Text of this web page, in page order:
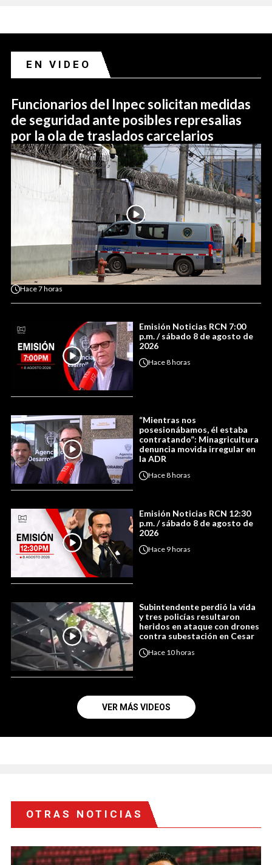
EN VIDEO
Funcionarios del Inpec solicitan medidas
de seguridad ante posibles represalias
por la ola de traslados carcelarios
Hace7 horas
Emisión Noticias RCN 7:00
p.m. / sábado 8 de agosto de
2026
Hace8 horas
“Mientras nos
posesionábamos, él estaba
contratando”: Minagricultura
denuncia movida irregular en
la ADR
Hace8 horas
Emisión Noticias RCN 12:30
p.m. / sábado 8 de agosto de
2026
Hace 9 horas
Subintendente perdió la vida
y tres policías resultaron
heridos en ataque con drones
contra subestación en Cesar
Hace 10 horas
VER MÁS VIDEOS
OTRAS NOTICIAS